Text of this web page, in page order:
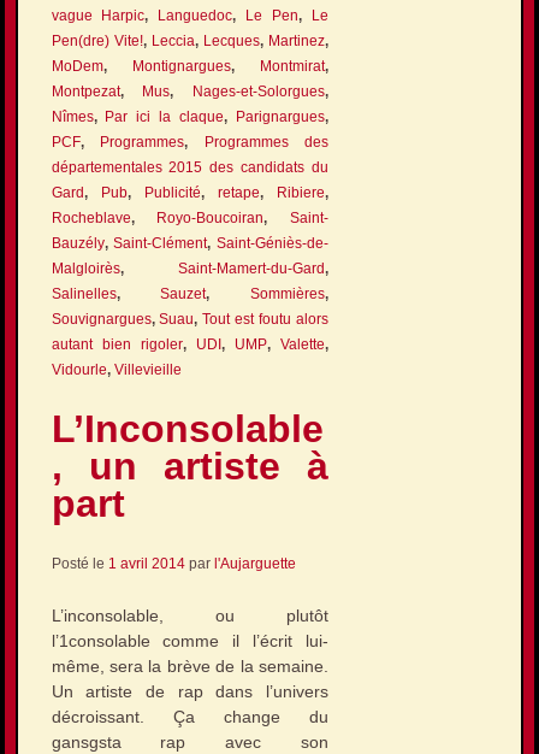
vague Harpic, Languedoc, Le Pen, Le
Pen(dre) Vite!, Leccia, Lecques, Martinez,
MoDem, Montignargues, Montmirat,
Montpezat, Mus, Nages-et-Solorgues,
Nîmes, Par ici la claque, Parignargues,
PCF, Programmes, Programmes des
départementales 2015 des candidats du
Gard, Pub, Publicité,retape, Ribiere,
Rocheblave, Royo-Boucoiran,Saint-
Bauzély,Saint-Clément,Saint-Géniès-de-
Malgloirès,Saint-Mamert-du-Gard,
Salinelles,Sauzet,Sommières,
Souvignargues,Suau,Tout est foutu alors
autant bien rigoler, UDI, UMP,Valette,
Vidourle, Villevieille
L’Inconsolable
, un artiste à
part
Posté le 1 avril 2014par l'Aujarguette
L’inconsolable, ou plutôt
l’1consolable comme il l’écrit lui-
même, sera la brève de la semaine.
Un artiste de rap dans l’univers
décroissant. Ça change du
gansgsta rap avec son